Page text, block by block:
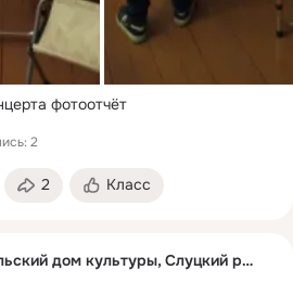
фотоотчёт
2
2 Класс
ТАНЕЖИЦКИЙ сельский дом культуры, Слуцкий район